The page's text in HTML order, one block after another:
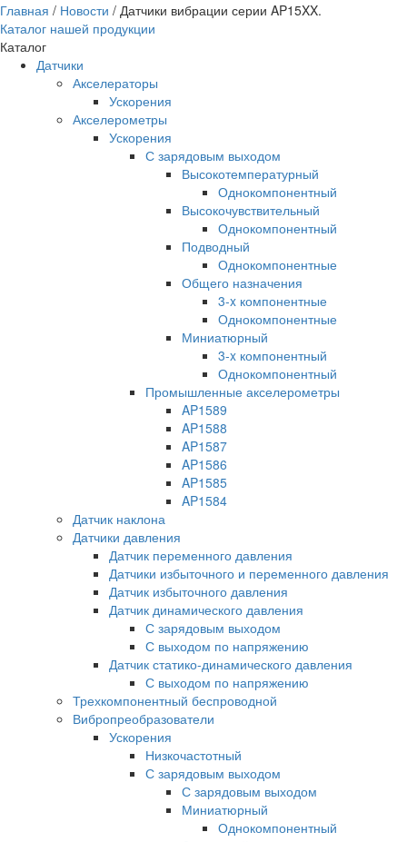
Главная / Новости / Датчики вибрации серии AP15XX.
Каталог нашей продукции
Каталог
Датчики
Акселераторы
Ускорения
Акселерометры
Ускорения
С зарядовым выходом
Высокотемпературный
Однокомпонентный
Высокочувствительный
Однокомпонентный
Подводный
Однокомпонентные
Общего назначения
3-x компонентные
Однокомпонентные
Миниатюрный
3-x компонентный
Однокомпонентный
Промышленные акселерометры
AP1589
AP1588
AP1587
AP1586
AP1585
AP1584
Датчик наклона
Датчики давления
Датчик переменного давления
Датчики избыточного и переменного давления
Датчик избыточного давления
Датчик динамического давления
С зарядовым выходом
С выходом по напряжению
Датчик статико-динамического давления
С выходом по напряжению
Трехкомпонентный беспроводной
Вибропреобразователи
Ускорения
Низкочастотный
С зарядовым выходом
С зарядовым выходом
Миниатюрный
Однокомпонентный